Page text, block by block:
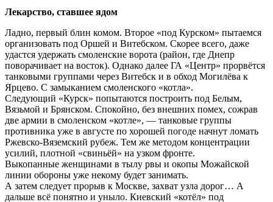
Лекарство, ставшее ядом
Ладно, первый блин комом. Второе «под Курском» пытаемся
организовать под Оршей и Витебском. Скорее всего, даже
удастся удержать смоленские ворота (район, где Днепр
поворачивает на восток). Однако далее ГА «Центр» прорвётся
танковыми группами через Витебск и в обход Могилёва к
Ярцево. С замыканием смоленского «котла».
Следующий «Курск» попытаются построить под Белым,
Вязьмой и Брянском. Спокойно, без внешних помех, сожрав
две армии в смоленском «котле», — танковые группы
противника уже в августе по хорошей погоде начнут ломать
Ржевско-Вяземский рубеж. Тем же методом концентрации
усилий, плотной «свиньёй» на узком фронте.
Выкопанные женщинами в тылу рвы и окопы Можайской
линии обороны уже некому будет занимать.
А затем следует прорыв к Москве, захват узла дорог… А
дальше всё понятно и уныло. Киевский «котёл» под